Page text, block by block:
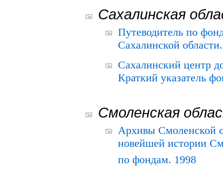
Сахалинская
Путеводитель по
Сахалинской
Сахалинский центр
Краткий указатель
Смоленская
Архивы Смоленской
новейшей истории
по фондам. 1998